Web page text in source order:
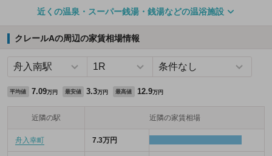
近くの温泉・スーパー銭湯・銭湯などの温浴施設
クレールAの周辺の家賃相場情報
平均値 7.09万円 最安値 3.3万円 最高値 12.9万円
近隣の駅 近隣の家賃相場
舟入幸町 7.3万円